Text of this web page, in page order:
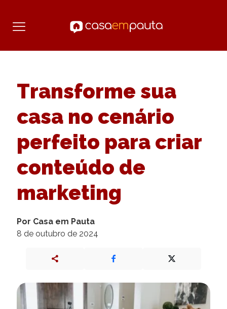
Transforme sua
casa no cenário
perfeito para criar
conteúdo de
marketing
Por Casa em Pauta
8 de outubro de 2024